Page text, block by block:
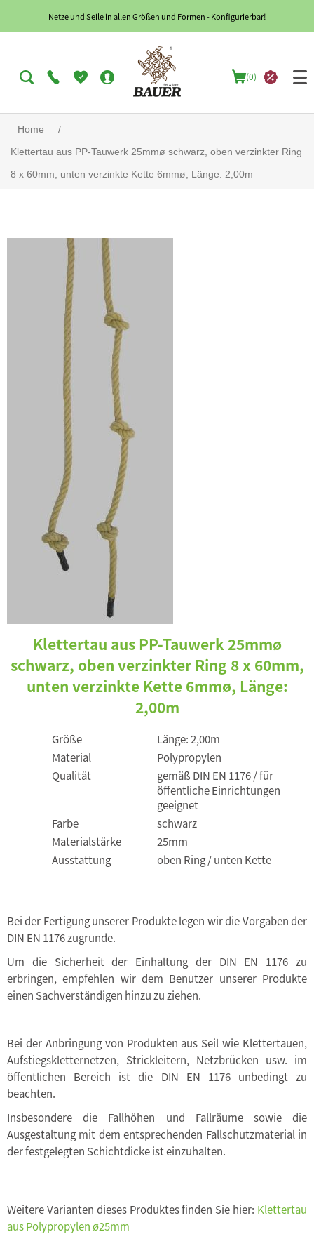
Netze und Seile in allen Größen und Formen - Konfigurierbar!
(0)
Home
/
Klettertau aus PP-Tauwerk 25mmø schwarz, oben verzinkter Ring
8 x 60mm, unten verzinkte Kette 6mmø, Länge: 2,00m
Klettertau aus PP-Tauwerk 25mmø
schwarz, oben verzinkter Ring 8 x 60mm,
unten verzinkte Kette 6mmø, Länge:
2,00m
Größe
Länge: 2,00m
Material
Polypropylen
Qualität
gemäß DIN EN 1176 / für
öffentliche Einrichtungen
geeignet
Farbe
schwarz
Materialstärke
25mm
Ausstattung
oben Ring / unten Kette
Bei der Fertigung unserer Produkte legen wir die Vorgaben der
DIN EN 1176 zugrunde.
Um die Sicherheit der Einhaltung der DIN EN 1176 zu
erbringen, empfehlen wir dem Benutzer unserer Produkte
einen Sachverständigen hinzu zu ziehen.
Bei der Anbringung von Produkten aus Seil wie Klettertauen,
Aufstiegskletternetzen, Strickleitern, Netzbrücken usw. im
öffentlichen Bereich ist die DIN EN 1176 unbedingt zu
beachten.
Insbesondere die Fallhöhen und Fallräume sowie die
Ausgestaltung mit dem entsprechenden Fallschutzmaterial in
der festgelegten Schichtdicke ist einzuhalten.
Weitere Varianten dieses Produktes finden Sie hier: Klettertau
aus Polypropylen ø25mm